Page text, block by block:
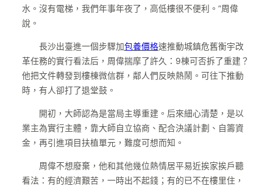
水。沒有電梯，我們年事年夜了，高低樓很不便利。”周偉
說。
長沙出臺進一個步驟加包養價格速推動城鎮危舊衡宇改
革任務的實行看法后，周偉揣摩了許久：9棟可否拆了重建？
他把文件轉發到樓棟微信群，鄰人們反映熱鬧。可往下推動
時，有人卻打了退堂鼓。
開初，大師認為是當局主導重建。后來細心清楚，是以
業主為實行主體，靠大師自立協商、配合決議計劃、自籌資
金，再引進項目扶植單元，難度可想而知。
周偉不想廢棄，他和其他幾位熱情居平易近挨家挨戶聽
看法：有的經濟艱苦，一時出不起錢；有的已不在樓里住，